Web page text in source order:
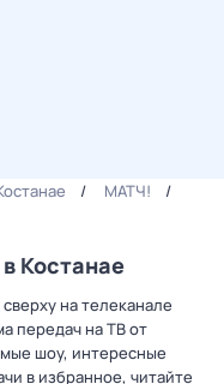
МАТЧ!
Костанае
на телеканале
передач на ТВ от
шоу, интересные
в избранное, читайте